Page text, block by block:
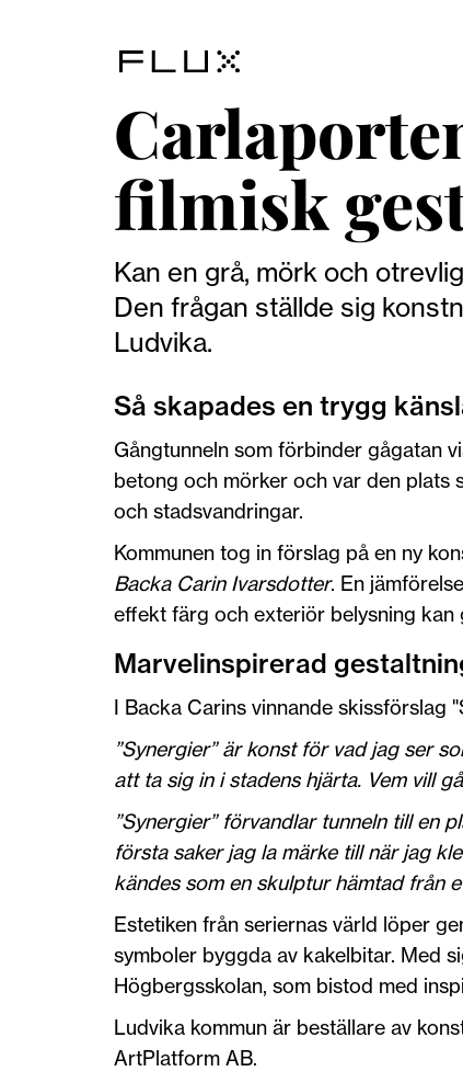
filmisk
Kan en grå, mörk och
Den frågan ställde sig
Ludvika.
Så skapades en trygg
Gångtunneln som förbinder gågatan
betong och mörker och var den plats
och stadsvandringar.
Kommunen tog in förslag på en ny
Backa Carin Ivarsdotter. En
effekt färg och exteriör belysning kan
Marvelinspirerad
I Backa Carins vinnande skissförslag
”Synergier” är konst för vad jag ser
att ta sig in i stadens hjärta. Vem vill
”Synergier” förvandlar tunneln till en
första saker jag la märke till när jag
kändes som en skulptur hämtad från
Estetiken från seriernas värld löper
symboler byggda av kakelbitar. Med
Högbergsskolan, som bistod med
Ludvika kommun är beställare av
ArtPlatform AB.